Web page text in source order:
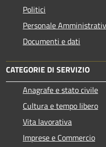
Politici
Personale
Documenti e dati
CATEGORIE DI SERVIZIO
Anagrafe e stato civile
Cultura e tempo libero
Vita lavorativa
Imprese e Commercio